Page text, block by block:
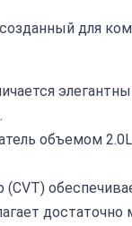
для
объемом
(CVT)